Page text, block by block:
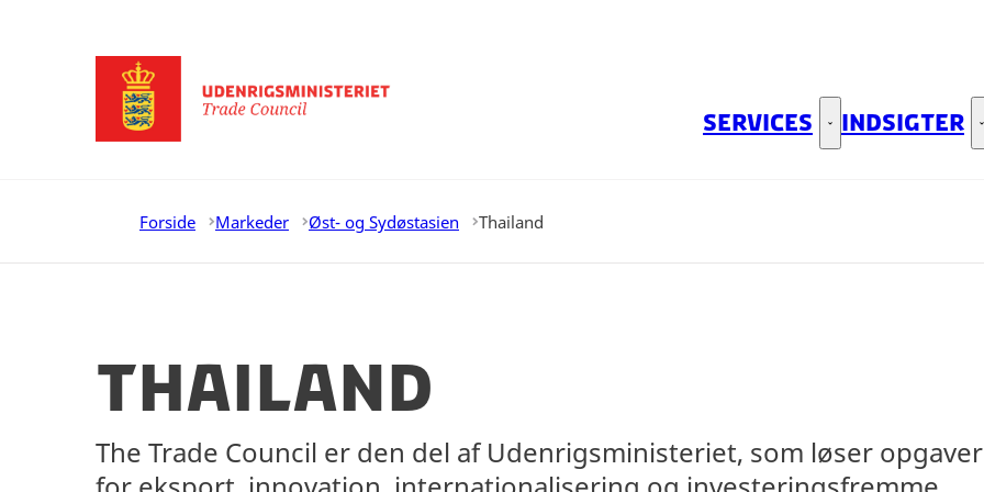
Gå til forsiden SERVICES Services - Flere links
INDSIGTER
Forside Markeder Øst- og Sydøstasien Thailand
Thailand
The Trade Council er den del af Udenrigsministeriet, som løser